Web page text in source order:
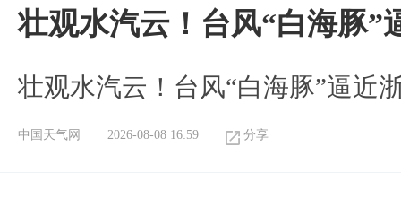
壮观水汽云！台风“白海豚”
壮观水汽云！台风“白海豚”逼近
中国天气网 2026-08-08 16:59 分享